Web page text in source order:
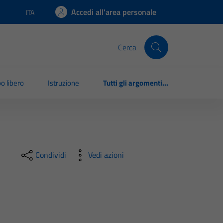
Lingua attiva:
ITA Accedi all'area personale
Cerca
libero Istruzione Tutti gli argomenti...
Condividi Vedi azioni